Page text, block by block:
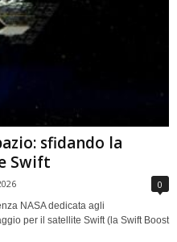
sfidando la
Swift
0
NASA dedicata agli
per il satellite Swift (la Swift Boost